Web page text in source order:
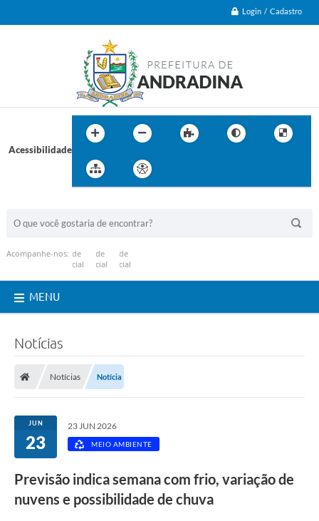
Login / Cadastro
Acessibilidade
Acompanhe-nos:
MENU
Notícias
Notícias Notícia
JUN
23
23 JUN 2026
MEIO AMBIENTE
Previsão indica semana com frio, variação de
nuvens e possibilidade de chuva